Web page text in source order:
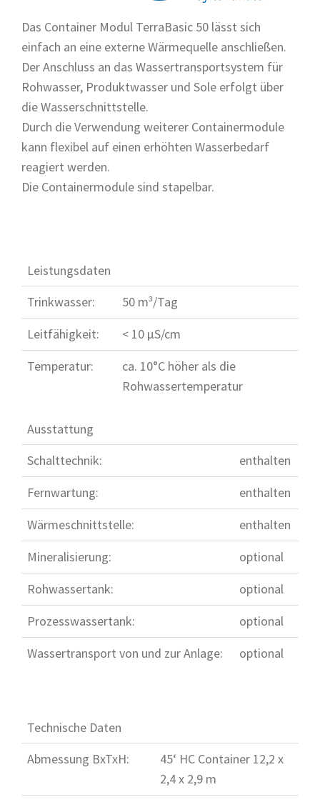
Das Container Modul TerraBasic 50 lässt sich
einfach an eine externe Wärmequelle anschließen.
Der Anschluss an das Wassertransportsystem für
Rohwasser, Produktwasser und Sole erfolgt über
die Wasserschnittstelle.
Durch die Verwendung weiterer Containermodule
kann flexibel auf einen erhöhten Wasserbedarf
reagiert werden.
Die Containermodule sind stapelbar.
Leistungsdaten
Trinkwasser:
50 m³/Tag
Leitfähigkeit:
< 10 µS/cm
Temperatur:
ca. 10°C höher als die
Rohwassertemperatur
Ausstattung
Schalttechnik:
enthalten
Fernwartung:
enthalten
Wärmeschnittstelle:
enthalten
Mineralisierung:
optional
Rohwassertank:
optional
Prozesswassertank:
optional
Wassertransport von und zur Anlage:
optional
Technische Daten
Abmessung BxTxH:
45‘ HC Container 12,2 x
2,4 x 2,9 m